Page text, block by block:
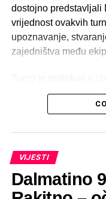
dostojno predstavljali
vrijednost ovakvih
upoznavanje,
zajedništva među
zaslužuju sve
zanimljivih i borbenih
ponudi hrane i pića,
je cijelom događaju
ugodnim mjestom
Malonogometni turnir
VIJESTI
Dalmatino